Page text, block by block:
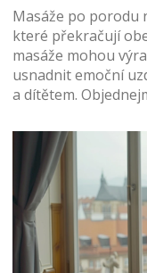
Masáže po porodu
které překračují
masáže mohou
usnadnit emoční
a dítětem.
oběhu, což je
tělesných funkcí
postpartální depresí.